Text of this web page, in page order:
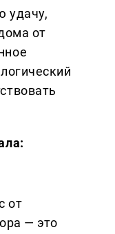
удачу,
от
от
— это